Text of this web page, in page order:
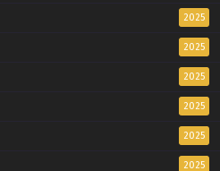
2025
2025
2025
2025
2025
2025